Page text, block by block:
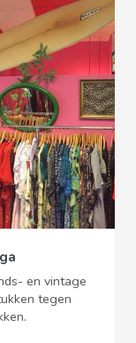
en vintage
tegen